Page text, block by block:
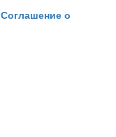
Соглашение о